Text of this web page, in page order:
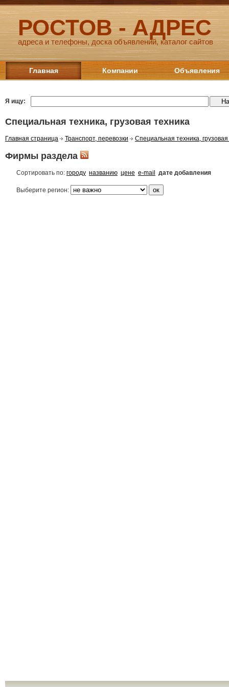
РОСТОВ - АДРЕС
адреса и телефоны, доска объявлений, каталог сайтов
Главная Компании Объявления
Я ищу:
Специальная техника, грузовая техника
Главная страница Транспорт, перевозки Специальная техника, грузовая
Фирмы раздела
Сортировать по: городу названию цене e-mail дате добавления
Выберите регион: